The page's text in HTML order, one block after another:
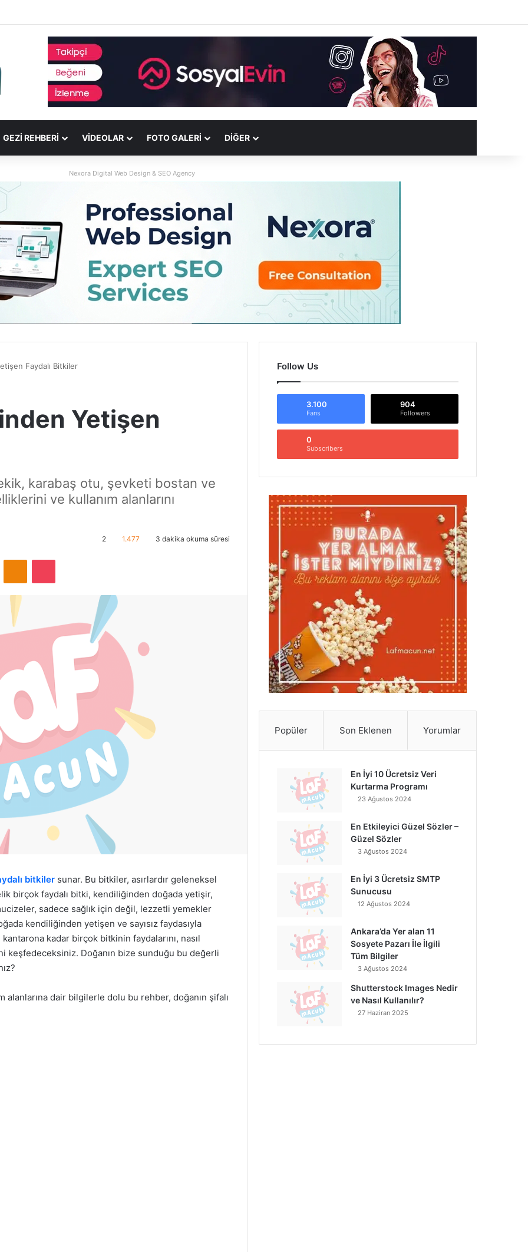
GEZI REHBERI VIDEOLAR FOTO GALERI DİĞER
Nexora Digital Web Design & SEO Agency
Faydalı Bitkiler
Yetişen
karabaş otu, şevketi bostan ve
ve kullanım alanlarını
2 1.477 3 dakika okuma süresi
bitkiler sunar. Bu bitkiler, asırlardır geleneksel
birçok faydalı bitki, kendiliğinden doğada yetişir,
sadece sağlık için değil, lezzetli yemekler
kendiliğinden yetişen ve sayısız faydasıyla
kadar birçok bitkinin faydalarını, nasıl
keşfedeceksiniz. Doğanın bize sunduğu bu değerli
dair bilgilerle dolu bu rehber, doğanın şifalı
Follow Us
3.100
Fans
904
Followers
0
Subscribers
Popüler Son Eklenen Yorumlar
En İyi 10 Ücretsiz Veri
Kurtarma Programı
23 Ağustos 2024
En Etkileyici Güzel Sözler –
Güzel Sözler
3 Ağustos 2024
En İyi 3 Ücretsiz SMTP
Sunucusu
12 Ağustos 2024
Ankara’da Yer alan 11
Sosyete Pazarı İle İlgili
Tüm Bilgiler
3 Ağustos 2024
Shutterstock Images Nedir
ve Nasıl Kullanılır?
27 Haziran 2025